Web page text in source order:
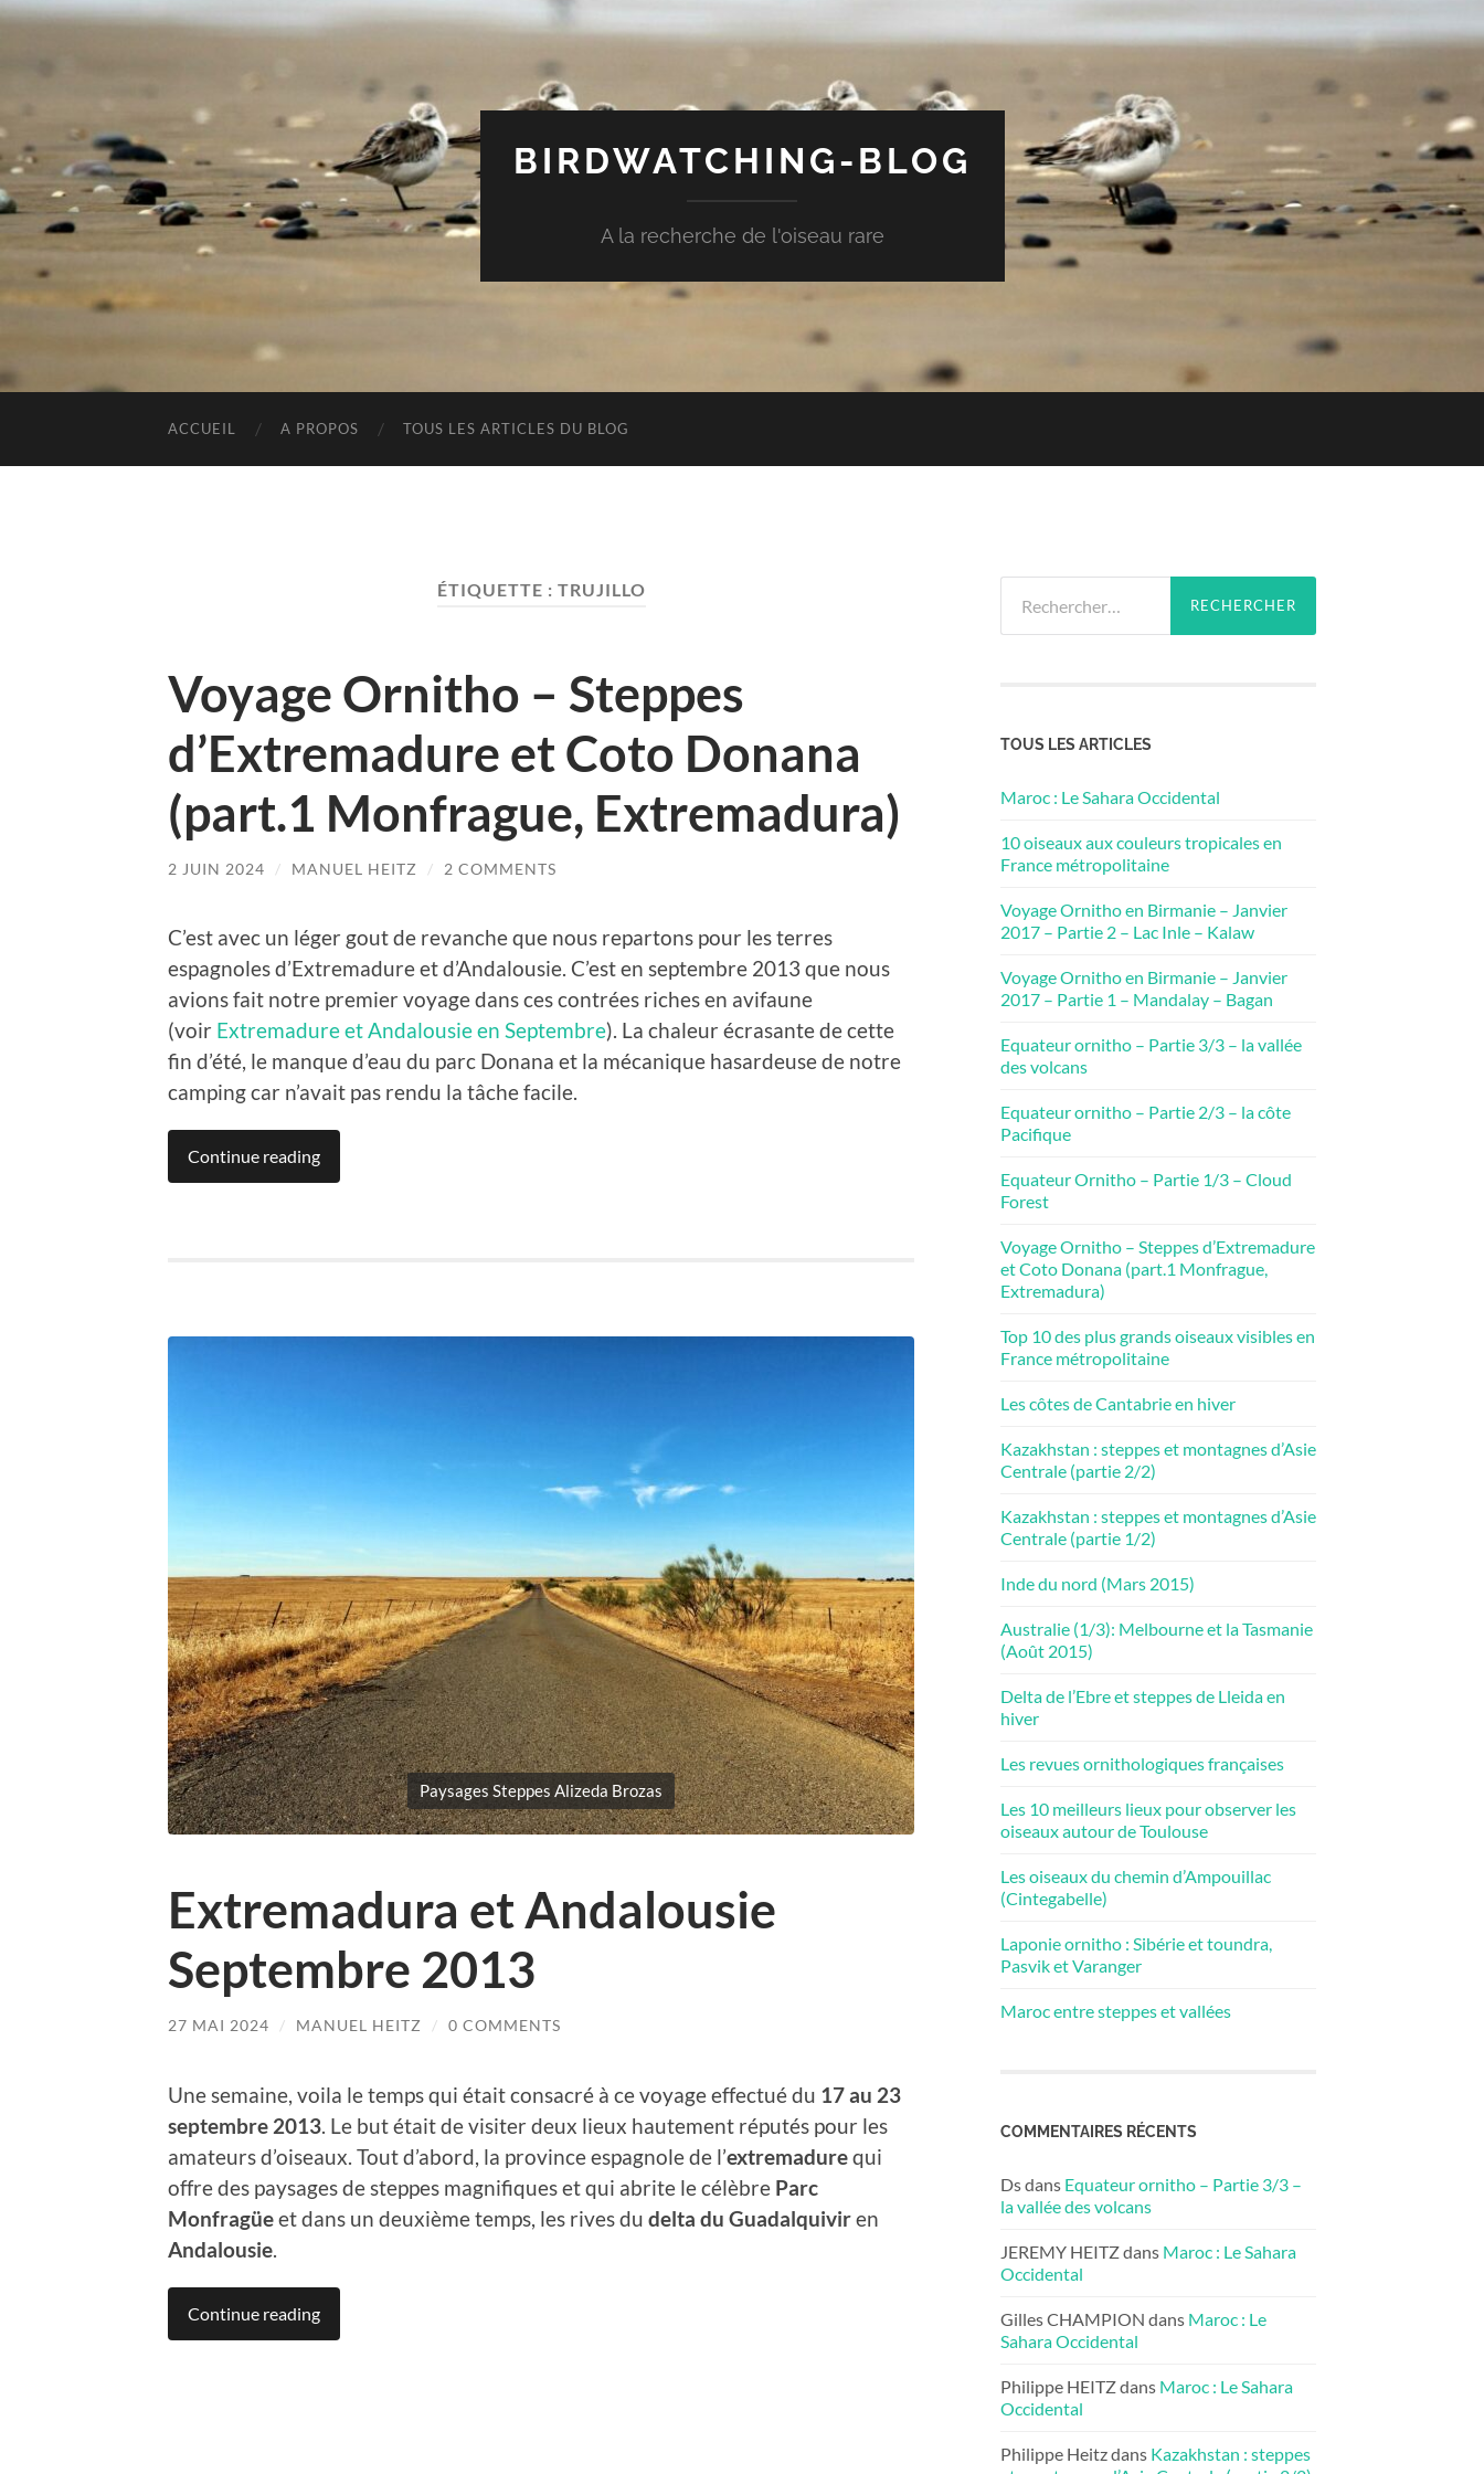
BIRDWATCHING-BLOG
A la recherche de l'oiseau rare
ACCUEIL A PROPOS TOUS LES ARTICLES DU BLOG
ÉTIQUETTE : TRUJILLO
Voyage Ornitho – Steppes
d’Extremadure et Coto Donana
(part.1 Monfrague, Extremadura)
2 JUIN 2024 / MANUEL HEITZ / 2 COMMENTS
C’est avec un léger gout de revanche que nous repartons pour les terres
espagnoles d’Extremadure et d’Andalousie. C’est en septembre 2013 que nous
avions fait notre premier voyage dans ces contrées riches en avifaune
(voir Extremadure et Andalousie en Septembre). La chaleur écrasante de cette
fin d’été, le manque d’eau du parc Donana et la mécanique hasardeuse de notre
camping car n’avait pas rendu la tâche facile.
Continue reading
Paysages Steppes Alizeda Brozas
Extremadura et Andalousie
Septembre 2013
27 MAI 2024 / MANUEL HEITZ / 0 COMMENTS
Une semaine, voila le temps qui était consacré à ce voyage effectué du 17 au 23
septembre 2013 . Le but était de visiter deux lieux hautement réputés pour les
amateurs d’oiseaux. Tout d’abord, la province espagnole de l’extremadurequi
offre des paysages de steppes magnifiques et qui abrite le célèbre Parc
Monfragüeet dans un deuxième temps, les rives du delta du Guadalquiviren
Andalousie
Continue reading
TOUS LES ARTICLES
Maroc : Le Sahara Occidental
10 oiseaux aux couleurs tropicales en
France métropolitaine
Voyage Ornitho en Birmanie – Janvier
2017 – Partie 2 – Lac Inle – Kalaw
Voyage Ornitho en Birmanie – Janvier
2017 – Partie 1 – Mandalay – Bagan
Equateur ornitho – Partie 3/3 – la vallée
des volcans
Equateur ornitho – Partie 2/3 – la côte
Pacifique
Equateur Ornitho – Partie 1/3 – Cloud
Forest
Voyage Ornitho – Steppes d’Extremadure
et Coto Donana (part.1 Monfrague,
Extremadura)
Top 10 des plus grands oiseaux visibles en
France métropolitaine
Les côtes de Cantabrie en hiver
Kazakhstan : steppes et montagnes d’Asie
Centrale (partie 2/2)
Kazakhstan : steppes et montagnes d’Asie
Centrale (partie 1/2)
Inde du nord (Mars 2015)
Australie (1/3): Melbourne et la Tasmanie
(Août 2015)
Delta de l’Ebre et steppes de Lleida en
hiver
Les revues ornithologiques françaises
Les 10 meilleurs lieux pour observer les
oiseaux autour de Toulouse
Les oiseaux du chemin d’Ampouillac
(Cintegabelle)
Laponie ornitho : Sibérie et toundra,
Pasvik et Varanger
Maroc entre steppes et vallées
COMMENTAIRES RÉCENTS
Dsdans Equateur ornitho – Partie 3/3 –
la vallée des volcans
JEREMY HEITZdans Maroc : Le Sahara
Occidental
Gilles CHAMPION dans Maroc : Le
Sahara Occidental
Philippe HEITZdans Maroc : Le Sahara
Occidental
Philippe Heitzdans Kazakhstan : steppes